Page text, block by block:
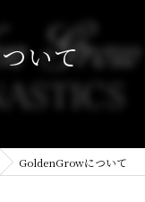
いて
GoldenGrowについて